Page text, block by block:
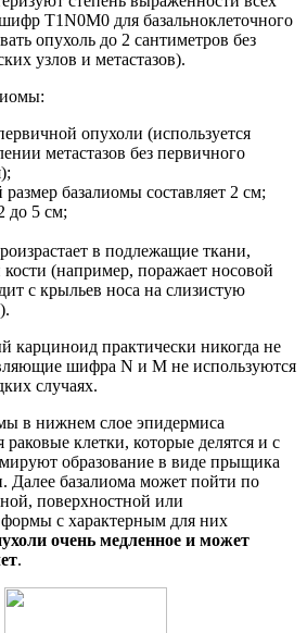
T1N0M0 для базальноклеточного
опухоль до 2 сантиметров без
узлов и метастазов).
опухоли (используется
метастазов без первичного
базалиомы составляет 2 см;
до 5 см;
в подлежащие ткани,
(например, поражает носовой
с крыльев носа на слизистую
карциноид практически никогда не
шифра N и M не используются
случаях.
в нижнем слое эпидермиса
раковые клетки, которые делятся и с
образование в виде прыщика
Далее базалиома может пойти по
поверхностной или
с характерным для них
очень медленное и может
.